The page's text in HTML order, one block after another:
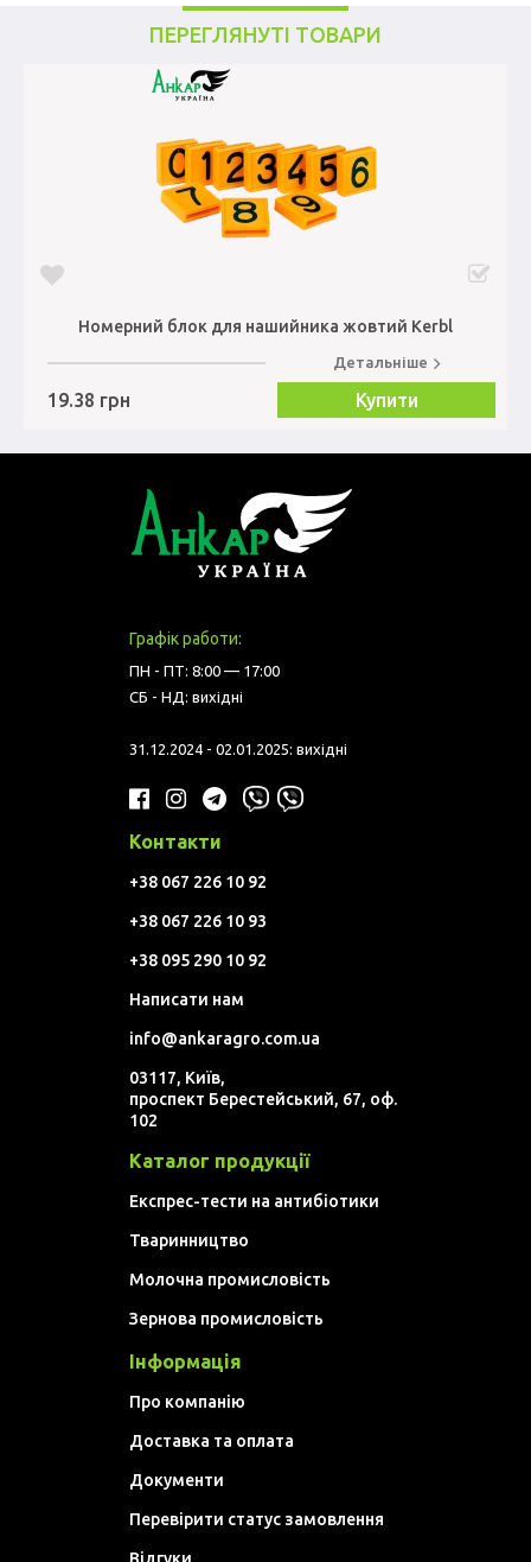
ПЕРЕГЛЯНУТІ ТОВАРИ
Номерний блок для нашийника жовтий Kerbl
19.38 грн
Детальніше
Купити
Графік работи:
ПН - ПТ: 8:00 — 17:00
СБ - НД: вихідні
31.12.2024 - 02.01.2025: вихідні
Контакти
+38 067 226 10 92
+38 067 226 10 93
+38 095 290 10 92
Написати нам
info@ankaragro.com.ua
03117, Київ,
проспект Берестейський, 67, оф.
102
Каталог продукції
Експрес-тести на антибіотики
Тваринництво
Молочна промисловість
Зернова промисловість
Інформація
Про компанію
Доставка та оплата
Документи
Перевірити статус замовлення